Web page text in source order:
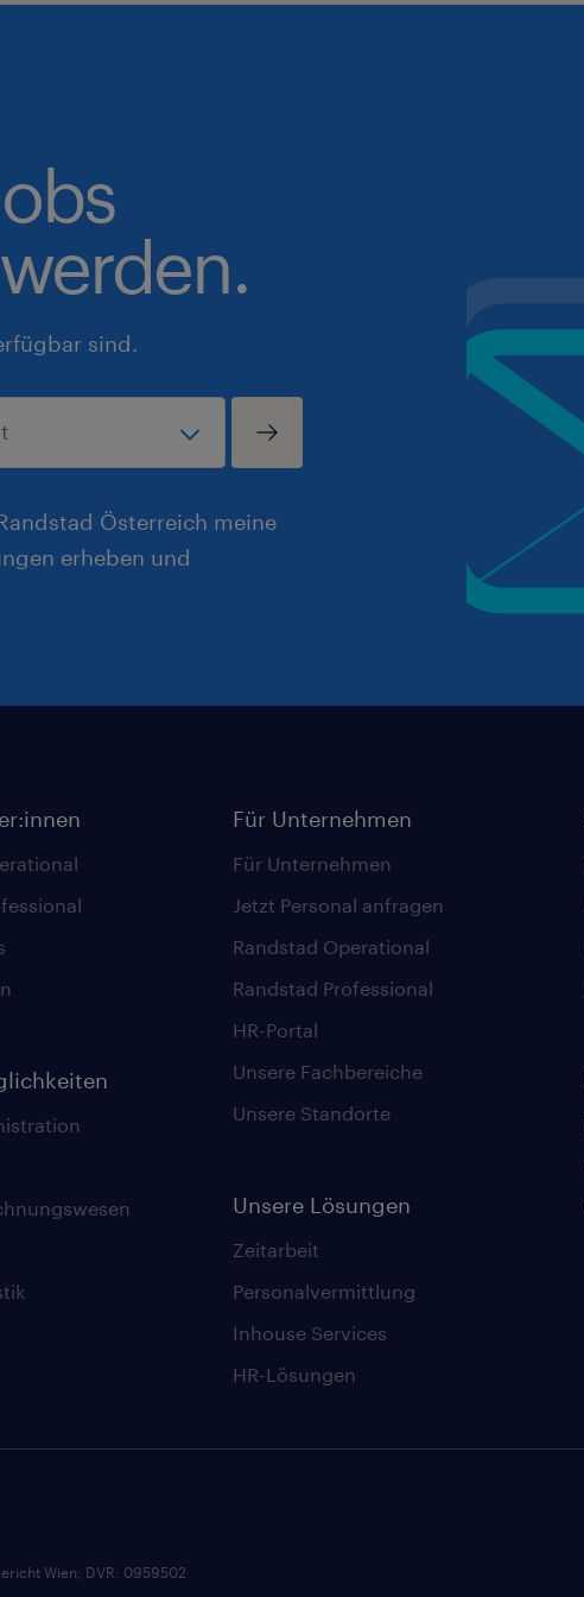
sind.
Österreich meine
erheben und
Für Unternehmen
Für Unternehmen
Jetzt Personal anfragen
Randstad Operational
Randstad Professional
HR-Portal
Unsere Fachbereiche
Unsere Standorte
Unsere Lösungen
Zeitarbeit
Personalvermittlung
Inhouse Services
HR-Lösungen
Wien; DVR: 0959502